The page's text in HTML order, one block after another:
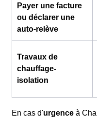
Payer une facture
ou déclarer une
auto-relève
Travaux de
chauffage-
isolation
En cas d'urgence à